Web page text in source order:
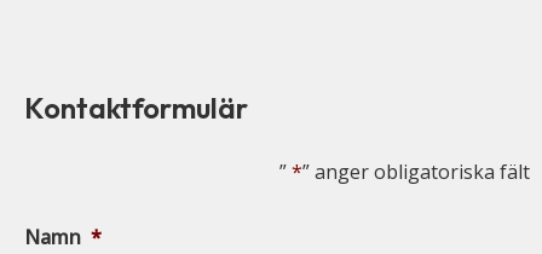
Kontaktformulär
”*” anger obligatoriska fält
Namn *